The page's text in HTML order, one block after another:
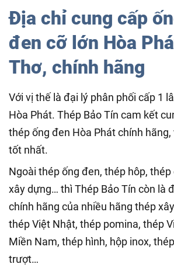
Địa chỉ cung cấp
đen cỡ lớn Hòa
Thơ, chính hãng
Với vị thế là đại lý phân phối cấp 1
Hòa Phát. Thép Bảo Tín cam kết
thép ống đen Hòa Phát chính
tốt nhất.
Ngoài thép ống đen, thép hôp,
xây dựng… thì Thép Bảo Tín còn là
chính hãng của nhiều hãng thép
thép Việt Nhật, thép pomina, thép
Miền Nam, thép hình, hộp inox,
trượt…